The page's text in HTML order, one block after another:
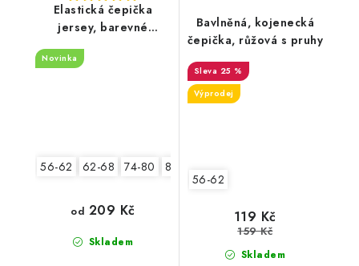
Elastická čepička
jersey, barevné
Novinka
56-62 62-68 74-80 80-86
Skladem
od 209 Kč
Bavlněná, kojenecká
čepička, růžová s pruhy
25 %
Výprodej
56-62
Skladem
119 Kč
159 Kč